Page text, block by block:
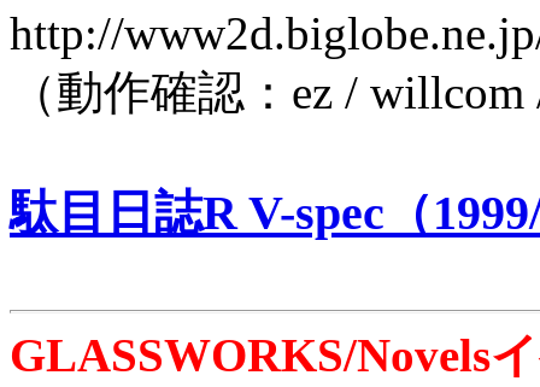
http://
（動作確認：ez /
駄目日誌R V-spec（
GLASSWORKS/Novels